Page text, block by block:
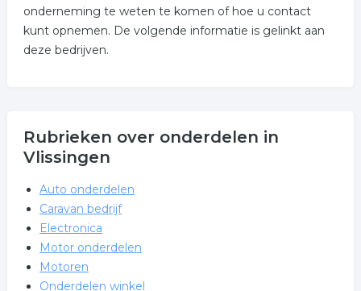
onderneming te weten te komen of hoe u contact
kunt opnemen. De volgende informatie is gelinkt aan
deze bedrijven.
Rubrieken over onderdelen in
Vlissingen
Auto onderdelen
Caravan bedrijf
Electronica
Motor onderdelen
Motoren
Onderdelen winkel